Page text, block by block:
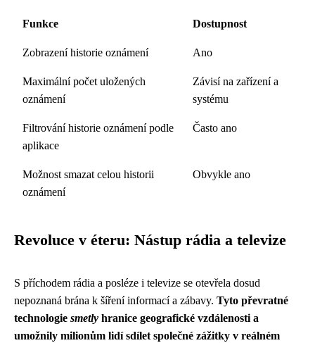
Funkce Dostupnost
Zobrazení historie oznámení Ano
Maximální počet uložených
oznámení
Závisí na zařízení a
systému
Filtrování historie oznámení podle
aplikace
Často ano
Možnost smazat celou historii
oznámení
Obvykle ano
Revoluce v éteru: Nástup rádia a televize
S příchodem rádia a posléze i televize se otevřela dosud
nepoznaná brána k šíření informací a zábavy. Tyto převratné
technologie smetly hranice geografické vzdálenosti a
umožnily milionům lidí sdílet společné zážitky v reálném